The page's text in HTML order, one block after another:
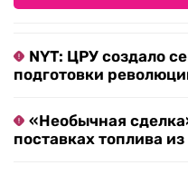
NYT: ЦРУ создало
подготовки
«Необычная
поставках топлива